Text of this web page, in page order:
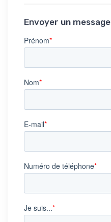
Envoyer un message